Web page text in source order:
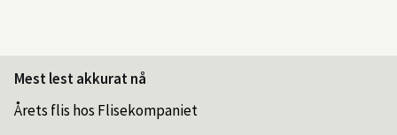
Mest lest akkurat nå
Årets flis hos Flisekompaniet